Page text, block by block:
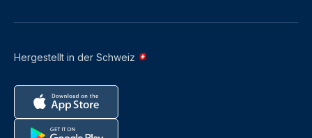
Hergestellt in der Schweiz